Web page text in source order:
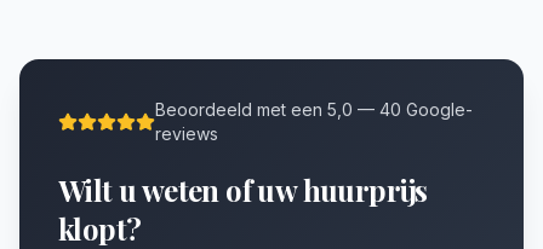
Beoordeeld met een 5,0 — 40 Google-
reviews
Wilt u weten of uw huurprijs
klopt?